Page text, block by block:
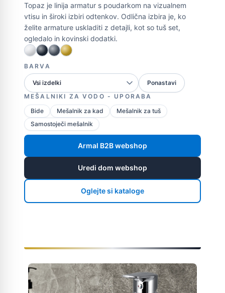
Topaz je linija armatur s poudarkom na vizualnem
vtisu in široki izbiri odtenkov. Odlična izbira je, ko
želite armature uskladiti z detajli, kot so tuš set,
ogledalo in kovinski dodatki.
BARVA
Ponastavi
MEŠALNIKI ZA VODO - UPORABA
Bide
Mešalnik za kad
Mešalnik za tuš
Samostoječi mešalnik
Armal B2B webshop
Uredi dom webshop
Oglejte si kataloge